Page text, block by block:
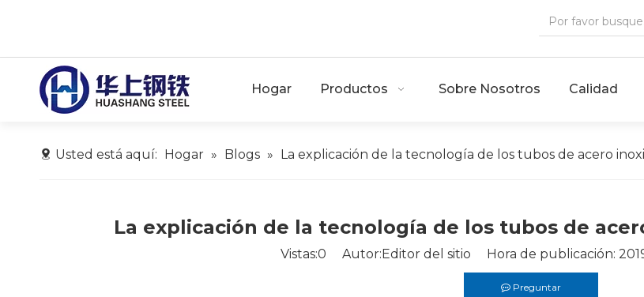
Hogar Productos Sobre Nosotros Calidad
Usted está aquí: Hogar » Blogs » La explicación de la tecnología de los tubos de acero
La explicación de la tecnología de los tubos de
Vistas:0 Autor:Editor del sitio Hora de publicación:
Preguntar